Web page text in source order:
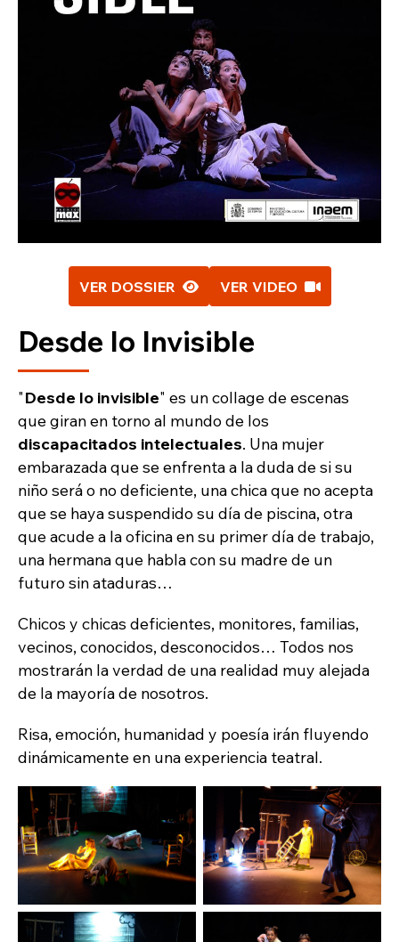
VER DOSSIER VER VIDEO
Desde lo Invisible
"Desde lo invisible" es un collage de escenas
que giran en torno al mundo de los
discapacitados intelectuales. Una mujer
embarazada que se enfrenta a la duda de si su
niño será o no deficiente, una chica que no acepta
que se haya suspendido su día de piscina, otra
que acude a la oficina en su primer día de trabajo,
una hermana que habla con su madre de un
futuro sin ataduras…
Chicos y chicas deficientes, monitores, familias,
vecinos, conocidos, desconocidos… Todos nos
mostrarán la verdad de una realidad muy alejada
de la mayoría de nosotros.
Risa, emoción, humanidad y poesía irán fluyendo
dinámicamente en una experiencia teatral.